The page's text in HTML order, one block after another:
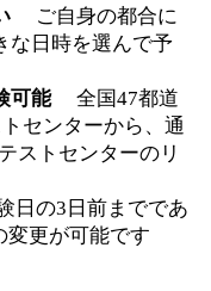
ご自身の都合に
な日時を選んで予
可能全国47都道
センターから、通
ストセンターのリ
日の3日前までであ
変更が可能です